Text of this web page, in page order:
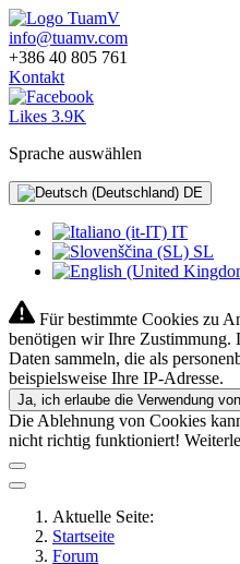
info@tuamv.com
+386 40 805 761
Kontakt
Likes 3.9K
Sprache auswählen
DE
IT
SL
Für bestimmte Cookies zu
benötigen wir Ihre Zustimmung.
Daten sammeln, die als
beispielsweise Ihre IP-Adresse.
Ja, ich erlaube die Verwendung
Die Ablehnung von Cookies
nicht richtig funktioniert!
Aktuelle Seite:
Startseite
Forum